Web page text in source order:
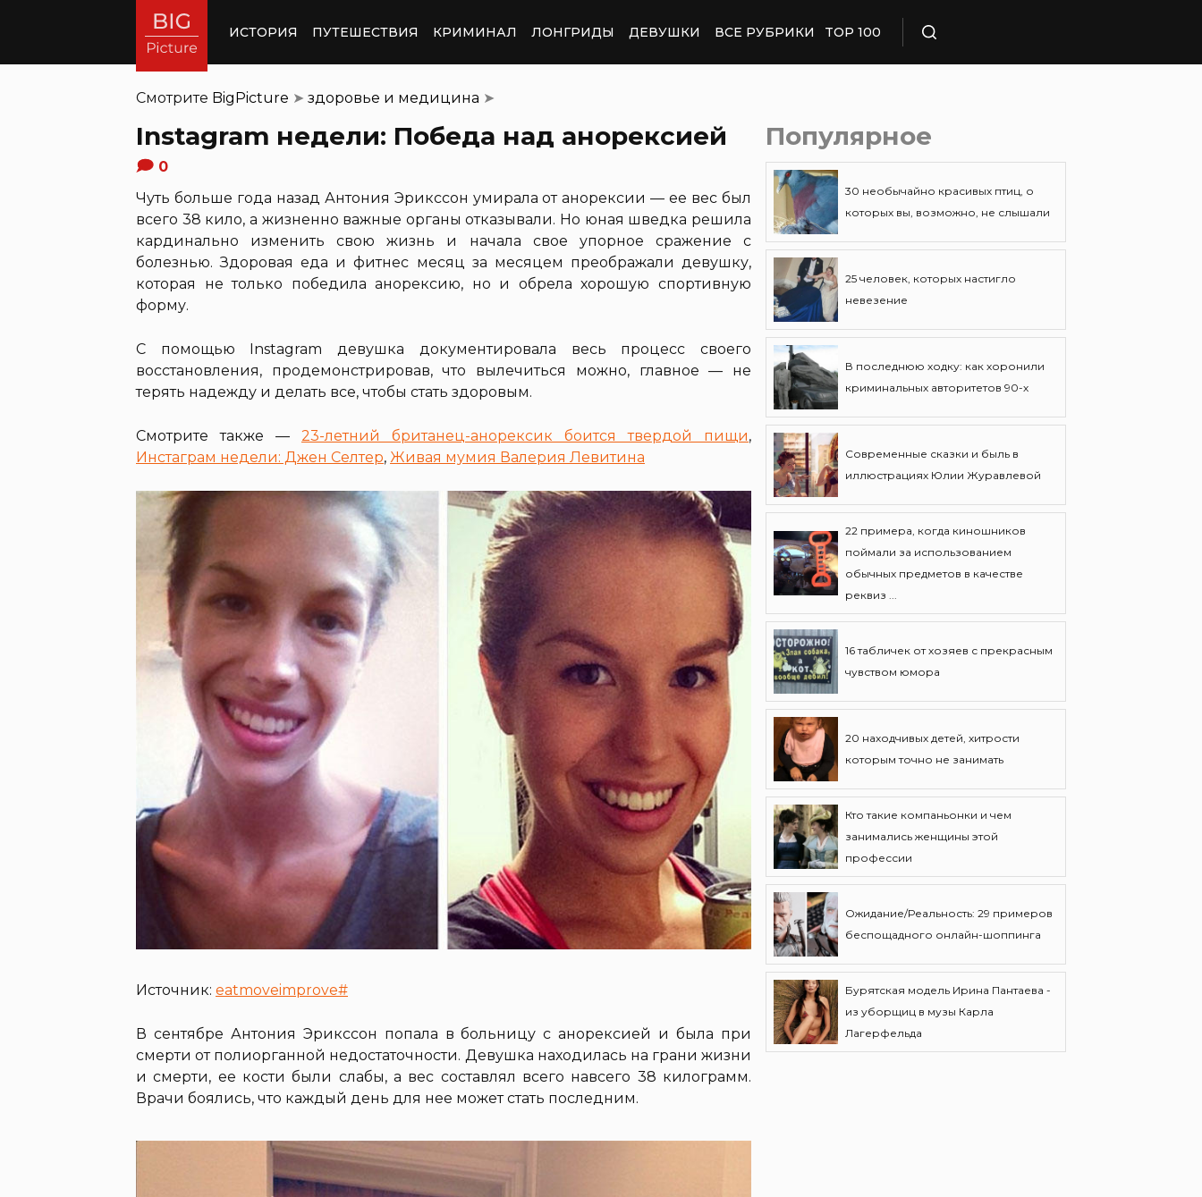
ИСТОРИЯ ПУТЕШЕСТВИЯ КРИМИНАЛ ЛОНГРИДЫ ДЕВУШКИ ВСЕ РУБРИКИ TOP 100
Смотрите BigPicture ➤ здоровье и медицина ➤
Instagram недели: Победа над анорексией
0
Чуть больше года назад Антония Эрикссон умирала от анорексии — ее вес был
всего 38 кило, а жизненно важные органы отказывали. Но юная шведка решила
кардинально изменить свою жизнь и начала свое упорное сражение с
болезнью. Здоровая еда и фитнес месяц за месяцем преображали девушку,
которая не только победила анорексию, но и обрела хорошую спортивную
форму.
С помощью Instagram девушка документировала весь процесс своего
восстановления, продемонстрировав, что вылечиться можно, главное — не
терять надежду и делать все, чтобы стать здоровым.
Смотрите также — 23-летний британец-анорексик боится твердой пищи,
Инстаграм недели: Джен Селтер, Живая мумия Валерия Левитина
Источник: eatmoveimprove#
В сентябре Антония Эрикссон попала в больницу с анорексией и была при
смерти от полиорганной недостаточности. Девушка находилась на грани жизни
и смерти, ее кости были слабы, а вес составлял всего навсего 38 килограмм.
Врачи боялись, что каждый день для нее может стать последним.
Популярное
30 необычайно красивых птиц, о
которых вы, возможно, не слышали
25 человек, которых настигло
невезение
В последнюю ходку: как хоронили
криминальных авторитетов 90-х
Современные сказки и быль в
иллюстрациях Юлии Журавлевой
22 примера, когда киношников
поймали за использованием
обычных предметов в качестве
реквиз ...
16 табличек от хозяев с прекрасным
чувством юмора
20 находчивых детей, хитрости
которым точно не занимать
Кто такие компаньонки и чем
занимались женщины этой
профессии
Ожидание/Реальность: 29 примеров
беспощадного онлайн-шоппинга
Бурятская модель Ирина Пантаева -
из уборщиц в музы Карла
Лагерфельда